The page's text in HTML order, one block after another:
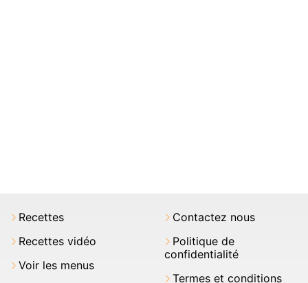
Recettes
Recettes vidéo
Voir les menus
Contactez nous
Politique de
confidentialité
Termes et conditions